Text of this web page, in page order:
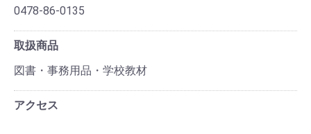
0478-86-0135
取扱商品
図書・事務用品・学校教材
アクセス